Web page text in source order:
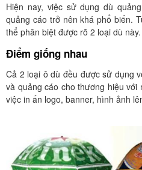
Hiện nay, việc sử dụng dù
quảng cáo trở nên khá phổ biến.
thể phân biệt được rõ 2 loại dù này.
Điểm giống nhau
Cả 2 loại ô dù đều được sử dụng
và quảng cáo cho thương hiệu
việc in ấn logo, banner, hình ảnh